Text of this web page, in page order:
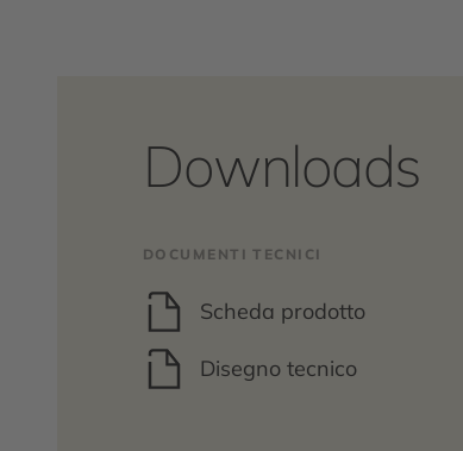
Downloads
DOCUMENTI TECNICI
Scheda prodotto
Disegno tecnico